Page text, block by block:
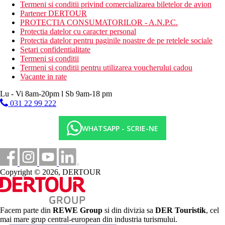
gratuite)
piscina interioara
parc acvatic
tobogane cu apa
Spa
club pentru copii
Descrierea plajei
plaja cu nisip cu pietris
Activitati sportive gratuite
petanque
tenis de masa
yoga
volei pe plaja
sala de sport
Activitati sportive contra cost
lectii de tenis
sporturi nautice
Spa
Termeni si conditii privind comercializarea biletelor de avion
Partener DERTOUR
PROTECTIA CONSUMATORILOR - A.N.P.C.
Protectia datelor cu caracter personal
Protectia datelor pentru paginile noastre de pe retelele sociale
Setari confidentialitate
Termeni si conditii
Termeni si conditii pentru utilizarea voucherului cadou
Vacante in rate
Lu - Vi 8am-20pm l Sb 9am-18 pm
031 22 99 222
WHATSAPP - SCRIE-NE
Copyright © 2026, DERTOUR
Facem parte din REWE Group si din divizia sa DER Touristik, cel
mai mare grup central-european din industria turismului.